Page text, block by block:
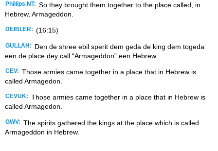
Phillips NT: So they brought them together to the place called, in
Hebrew, Armageddon.
DEIBLER: (16:15)
GULLAH:
Den de shree ebil sperit dem geda de king dem togeda
een de place dey call “Armageddon” een Hebrew.
CEV: Those armies came together in a place that in Hebrew is
called Armagedon.
CEVUK: Those armies came together in a place that in Hebrew is
called Armagedon.
GWV: The spirits gathered the kings at the place which is called
Armageddon in Hebrew.